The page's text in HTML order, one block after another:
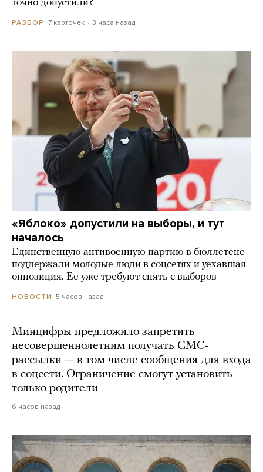
точно допустили?
РАЗБОР 7 карточек 3 часа назад
«Яблоко» допустили на выборы, и тут
началось
Единственную антивоенную партию в бюллетене
поддержали молодые люди в соцсетях и уехавшая
оппозиция. Ее уже требуют снять с выборов
НОВОСТИ 5 часов назад
Минцифры предложило запретить
несовершеннолетним получать СМС-
рассылки — в том числе сообщения для входа
в соцсети. Ограничение смогут установить
только родители
6 часов назад